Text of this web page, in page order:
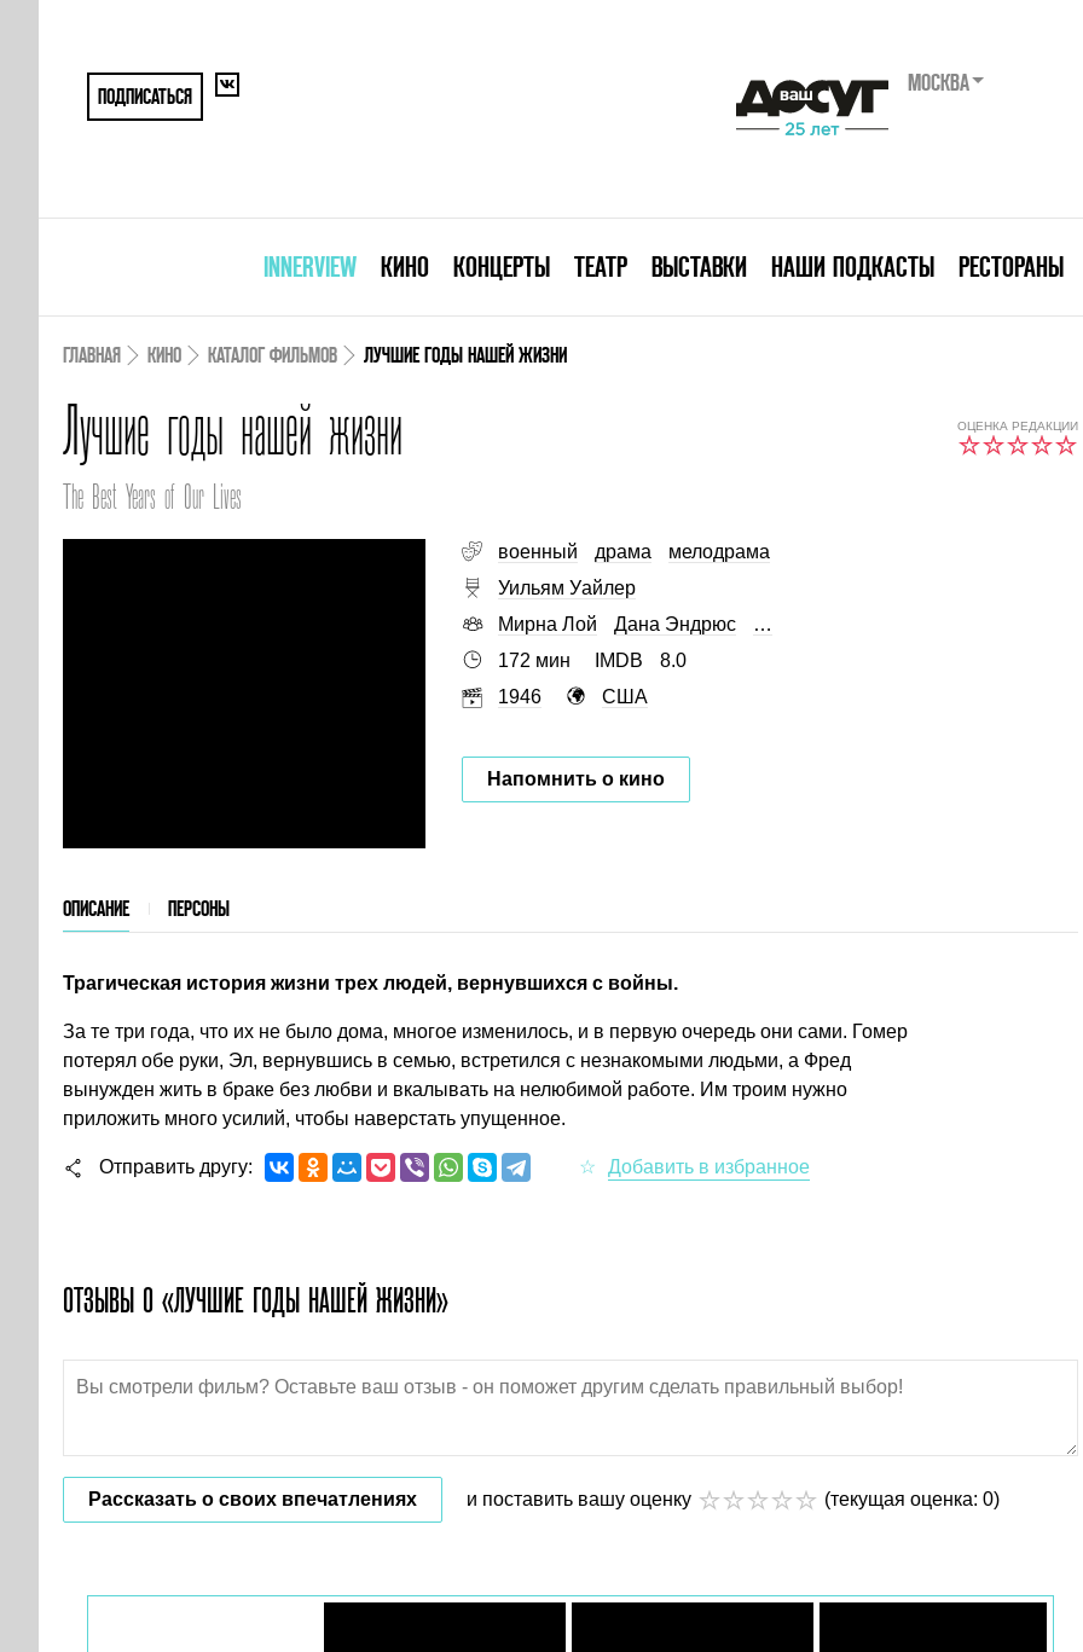
ПОДПИСАТЬСЯ
МОСКВА
INNERVIEW КИНО КОНЦЕРТЫ ТЕАТР ВЫСТАВКИ НАШИ ПОДКАСТЫ РЕСТОРАНЫ
ГЛАВНАЯ КИНО КАТАЛОГ ФИЛЬМОВ ЛУЧШИЕ ГОДЫ НАШЕЙ ЖИЗНИ
Лучшие годы нашей жизни ОЦЕНКА РЕДАКЦИИ
The Best Years of Our Lives
военный драма
мелодрама
Уильям Уайлер
Мирна Лой
Дана Эндрюс
…
172 мин
IMDB
8.0
1946
США
Напомнить о кино
ОПИСАНИЕ ПЕРСОНЫ
Трагическая история жизни трех людей, вернувшихся с войны.
За те три года, что их не было дома, многое изменилось, и в первую очередь они сами. Гомер
потерял обе руки, Эл, вернувшись в семью, встретился с незнакомыми людьми, а Фред
вынужден жить в браке без любви и вкалывать на нелюбимой работе. Им троим нужно
приложить много усилий, чтобы наверстать упущенное.
Отправить другу
ОТЗЫВЫ О «ЛУЧШИЕ ГОДЫ НАШЕЙ ЖИЗНИ»
Рассказать о своих впечатлениях и поставить вашу оценку (текущая оценка: 0)